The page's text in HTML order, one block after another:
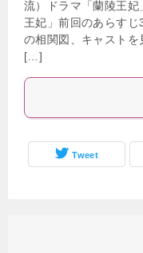
流）ドラマ「蘭陵王
王妃」前回のあらす
の相関図、キャスト
[…]
Tweet